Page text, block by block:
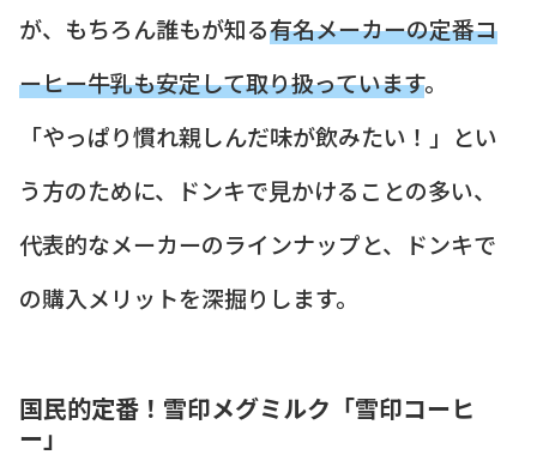
が、もちろん誰もが知る有名メーカーの定番コ
ーヒー牛乳も安定して取り扱っています。
「やっぱり慣れ親しんだ味が飲みたい！」とい
う方のために、ドンキで見かけることの多い、
代表的なメーカーのラインナップと、ドンキで
の購入メリットを深掘りします。
国民的定番！雪印メグミルク「雪印コーヒ
ー」